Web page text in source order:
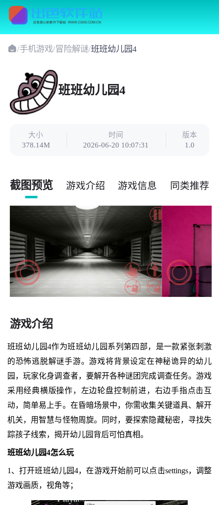
/手机游戏/冒险解谜/班班幼儿园4
班班幼儿园4
大小
378.14M
时间
2026-06-20 10:07:31
版本
1.0
截图预览 游戏介绍 游戏信息 同类推荐
游戏介绍
班班幼儿园4作为班班幼儿园系列第四部，是一款紧张刺激
的恐怖逃脱解谜手游。游戏将背景设定在神秘诡异的幼儿
园，玩家化身调查者，要解开各种谜团完成调查任务。游戏
采用经典横版操作，左边轮盘控制前进，右边手指点击互
动，简单易上手。在昏暗场景中，你需收集关键道具、解开
机关，用智慧与怪物周旋。同时，要探索隐藏秘密，寻找失
踪孩子线索，揭开幼儿园背后可怕真相。
班班幼儿园4怎么玩
1、打开班班幼儿园4，在游戏开始前可以点击settings，调整
游戏画质，视角等；